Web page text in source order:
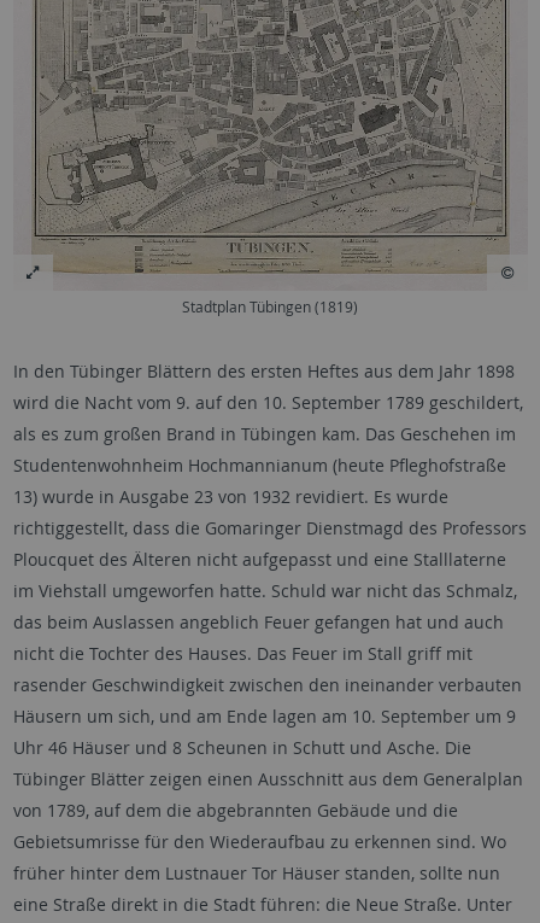
Stadtplan Tübingen (1819)
In den Tübinger Blättern des ersten Heftes aus dem Jahr 1898
wird die Nacht vom 9. auf den 10. September 1789 geschildert,
als es zum großen Brand in Tübingen kam. Das Geschehen im
Studentenwohnheim Hochmannianum (heute Pfleghofstraße
13) wurde in Ausgabe 23 von 1932 revidiert. Es wurde
richtiggestellt, dass die Gomaringer Dienstmagd des Professors
Ploucquet des Älteren nicht aufgepasst und eine Stalllaterne
im Viehstall umgeworfen hatte. Schuld war nicht das Schmalz,
das beim Auslassen angeblich Feuer gefangen hat und auch
nicht die Tochter des Hauses. Das Feuer im Stall griff mit
rasender Geschwindigkeit zwischen den ineinander verbauten
Häusern um sich, und am Ende lagen am 10. September um 9
Uhr 46 Häuser und 8 Scheunen in Schutt und Asche. Die
Tübinger Blätter zeigen einen Ausschnitt aus dem Generalplan
von 1789, auf dem die abgebrannten Gebäude und die
Gebietsumrisse für den Wiederaufbau zu erkennen sind. Wo
früher hinter dem Lustnauer Tor Häuser standen, sollte nun
eine Straße direkt in die Stadt führen: die Neue Straße. Unter